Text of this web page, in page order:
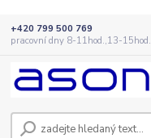
+420 799 500 769
pracovní dny 8-11hod.,13-15hod.